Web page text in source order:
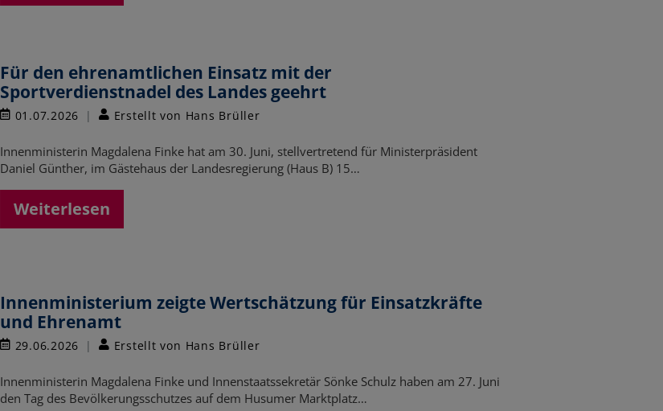
Für den ehrenamtlichen Einsatz mit der
Sportverdienstnadel des Landes geehrt
01.07.2026 Erstellt von Hans Brüller
Innenministerin Magdalena Finke hat am 30. Juni, stellvertretend für Ministerpräsident
Daniel Günther, im Gästehaus der Landesregierung (Haus B) 15…
Weiterlesen
Innenministerium zeigte Wertschätzung für Einsatzkräfte
und Ehrenamt
29.06.2026 Erstellt von Hans Brüller
Innenministerin Magdalena Finke und Innenstaatssekretär Sönke Schulz haben am 27. Juni
den Tag des Bevölkerungsschutzes auf dem Husumer Marktplatz…